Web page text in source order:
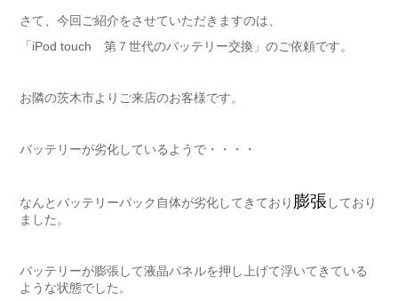
さて、今回ご紹介をさせていただきますのは、
「iPod touch 第７世代のバッテリー交換」のご依頼です。
お隣の茨木市よりご来店のお客様です。
バッテリーが劣化しているようで・・・・
なんとバッテリーパック自体が劣化してきており 膨張 しており
ました。
バッテリーが膨張して液晶パネルを押し上げて浮いてきている
ような状態でした。